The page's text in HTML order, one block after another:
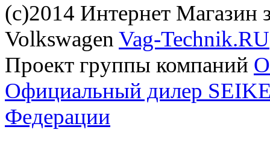
(с)2014 Интернет Магазин
Volkswagen Vag-Technik.RU
Проект группы компаний
Официальный дилер
Федерации